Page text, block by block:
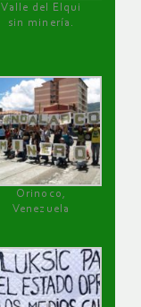
Valle del Elqui
sin minería.
Orinoco,
Venezuela